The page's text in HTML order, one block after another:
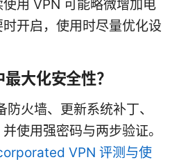
用 VPN 可能略微增加电
开启，使用时尽量优化设
大化安全性？
火墙、更新系统补丁、
使用强密码与两步验证。
VPN 评测与使